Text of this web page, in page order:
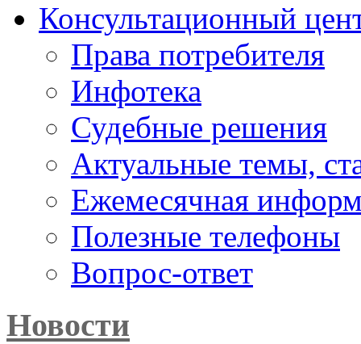
Консультационный
Права потребителя
Инфотека
Судебные решения
Актуальные темы,
Ежемесячная
Полезные телефоны
Вопрос-ответ
Новости